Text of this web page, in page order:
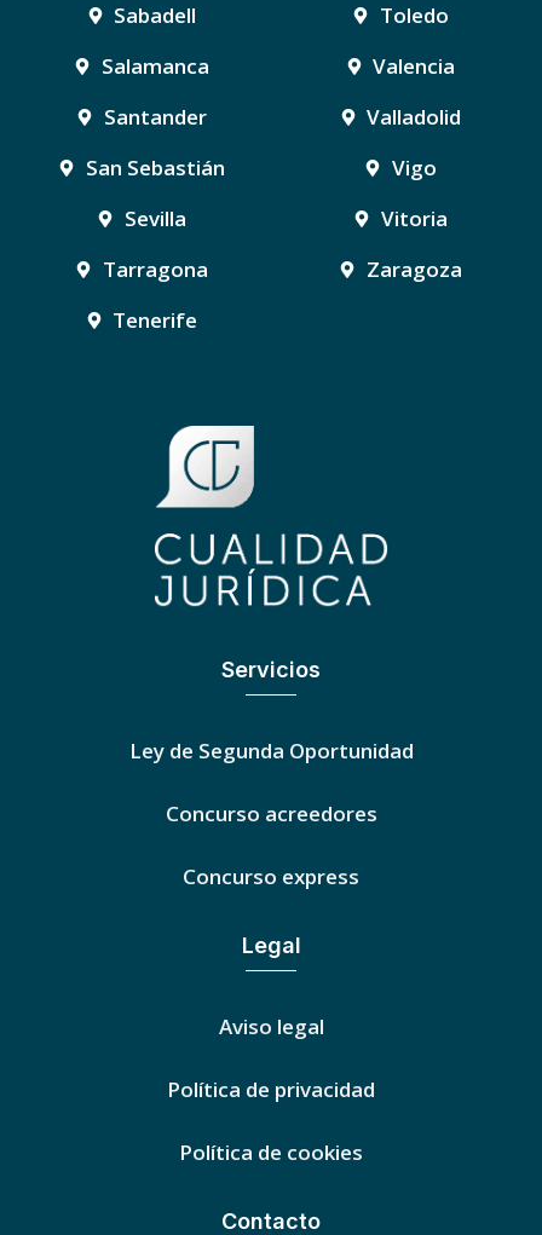
Sabadell
Salamanca
Santander
San Sebastián
Sevilla
Tarragona
Tenerife
Toledo
Valencia
Valladolid
Vigo
Vitoria
Zaragoza
Servicios
Ley de Segunda Oportunidad
Concurso acreedores
Concurso express
Legal
Aviso legal
Política de privacidad
Política de cookies
Contacto